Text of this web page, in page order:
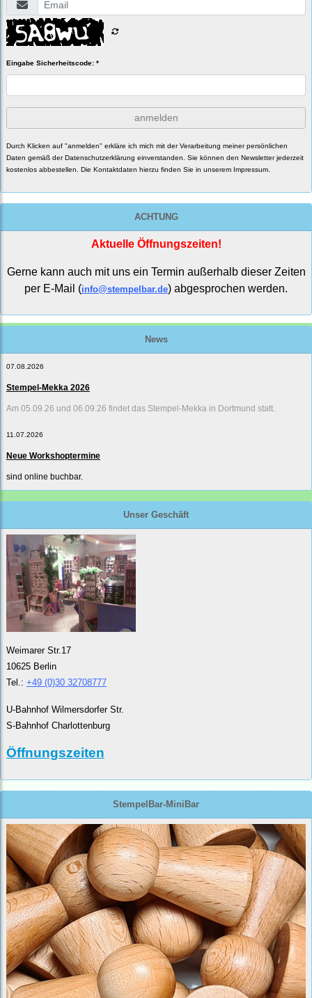
Eingabe Sicherheitscode: *
anmelden
Durch Klicken auf "anmelden" erkläre ich mich mit der Verarbeitung meiner persönlichen
Daten gemäß der Datenschutzerklärung einverstanden. Sie können den Newsletter jederzeit
kostenlos abbestellen. Die Kontaktdaten hierzu finden Sie in unserem Impressum.
ACHTUNG
Aktuelle Öffnungszeiten!
Gerne kann auch mit uns ein Termin außerhalb dieser Zeiten
per E-Mail (info@stempelbar.de) abgesprochen werden.
News
07.08.2026
Stempel-Mekka 2026
Am 05.09.26 und 06.09.26 findet das Stempel-Mekka in Dortmund statt.
11.07.2026
Neue Workshoptermine
sind online buchbar.
Unser Geschäft
Weimarer Str.17
10625 Berlin
Tel.: +49 (0)30 32708777
U-Bahnhof Wilmersdorfer Str.
S-Bahnhof Charlottenburg
Öffnungszeiten
StempelBar-MiniBar